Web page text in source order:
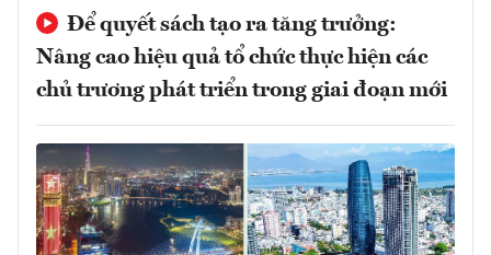
Để quyết sách tạo ra tăng trưởng:
Nâng cao hiệu quả tổ chức thực hiện các
chủ trương phát triển trong giai đoạn mới